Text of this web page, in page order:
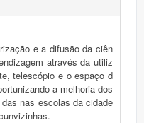
e a difusão da ciên
através da utiliz
telescópio e o espaço d
a melhoria dos
nas escolas da cidade